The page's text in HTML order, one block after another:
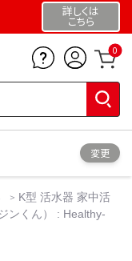
詳しくは
こちら
0
変更
K型 活水器 家中活
ンくん） : Healthy-